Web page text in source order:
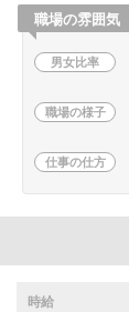
職場の雰囲気
男女比率
職場の様子
仕事の仕方
時給